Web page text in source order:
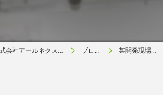
河内長野市の電気工事は株式会社アールネクスト ブログ 某開発現場！